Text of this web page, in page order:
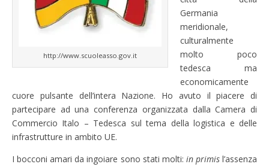
http://www.scuoleasso.gov.it
Germania
meridionale,
culturalmente
molto poco
tedesca ma
economicamente
cuore pulsante dell’intera Nazione. Ho avuto il piacere di
partecipare ad una conferenza organizzata dalla Camera di
Commercio Italo – Tedesca sul tema della logistica e delle
infrastrutture in ambito UE.
I bocconi amari da ingoiare sono stati molti: in primisl’assenza